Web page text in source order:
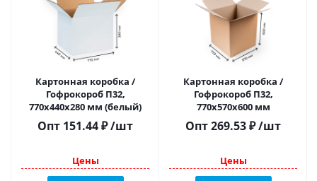
Картонная коробка /
Гофрокороб П32,
770х440х280 мм (белый)
Опт 151.44₽/шт
Цены
Картонная коробка /
Гофрокороб П32,
770х570х600 мм
Опт269.53₽/шт
Цены